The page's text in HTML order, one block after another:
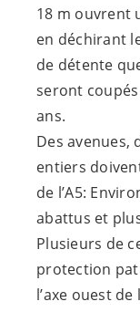
18 m ouvrent
en déchirant
de détente
seront
ans.
Des avenues,
entiers
de l’A5:
abattus et
Plusieurs de
protection
l’axe ouest